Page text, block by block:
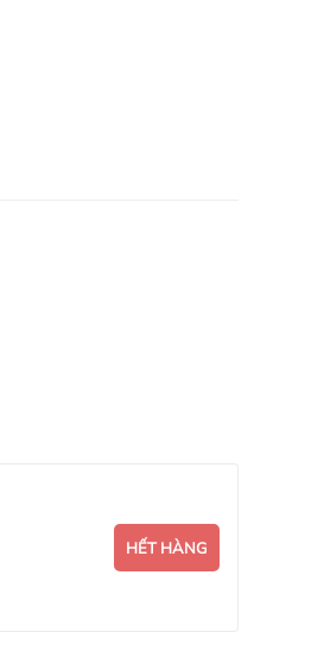
HẾT HÀNG